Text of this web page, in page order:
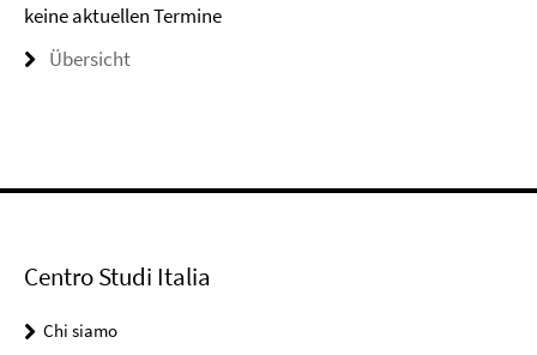
keine aktuellen Termine
Übersicht
Centro Studi Italia
Chi siamo